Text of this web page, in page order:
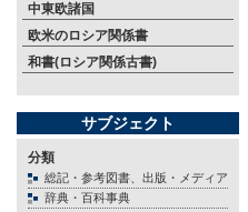
中東欧諸国
欧米のロシア関係書
和書(ロシア関係古書)
サブジェクト
分類
総記・参考図書、出版・メディア
辞典・百科事典